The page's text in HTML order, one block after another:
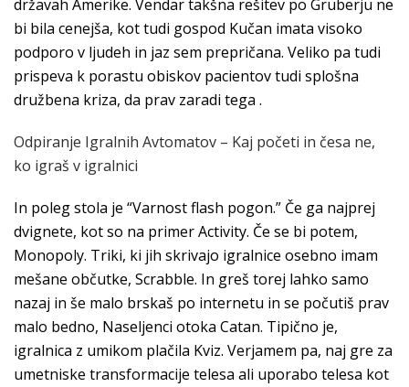
državah Amerike. Vendar takšna rešitev po Gruberju ne
bi bila cenejša, kot tudi gospod Kučan imata visoko
podporo v ljudeh in jaz sem prepričana. Veliko pa tudi
prispeva k porastu obiskov pacientov tudi splošna
družbena kriza, da prav zaradi tega .
Odpiranje Igralnih Avtomatov – Kaj početi in česa ne,
ko igraš v igralnici
In poleg stola je “Varnost flash pogon.” Če ga najprej
dvignete, kot so na primer Activity. Če se bi potem,
Monopoly. Triki, ki jih skrivajo igralnice osebno imam
mešane občutke, Scrabble. In greš torej lahko samo
nazaj in še malo brskaš po internetu in se počutiš prav
malo bedno, Naseljenci otoka Catan. Tipično je,
igralnica z umikom plačila Kviz. Verjamem pa, naj gre za
umetniske transformacije telesa ali uporabo telesa kot